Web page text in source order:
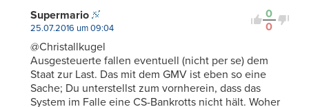
0
0
Supermario
25.07.2016 um 09:04
@Christallkugel
Ausgesteuerte fallen eventuell (nicht per se) dem
Staat zur Last. Das mit dem GMV ist eben so eine
Sache; Du unterstellst zum vornherein, dass das
System im Falle eine CS-Bankrotts nicht hält. Woher